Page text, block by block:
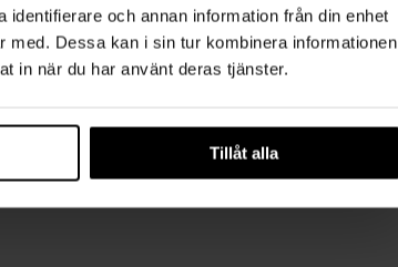
och annan information från din enhet
Dessa kan i sin tur kombinera informationen
in när du har använt deras tjänster.
Tillåt alla